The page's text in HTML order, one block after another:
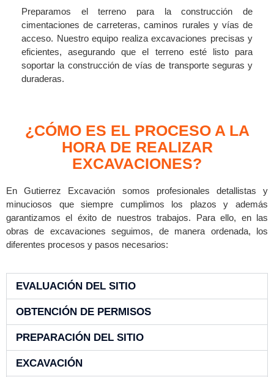
Preparamos el terreno para la construcción de
cimentaciones de carreteras, caminos rurales y vías de
acceso. Nuestro equipo realiza excavaciones precisas y
eficientes, asegurando que el terreno esté listo para
soportar la construcción de vías de transporte seguras y
duraderas.
¿CÓMO ES EL PROCESO A LA
HORA DE REALIZAR
EXCAVACIONES?
En Gutierrez Excavación somos profesionales detallistas y
minuciosos que siempre cumplimos los plazos y además
garantizamos el éxito de nuestros trabajos. Para ello, en las
obras de excavaciones seguimos, de manera ordenada, los
diferentes procesos y pasos necesarios:
EVALUACIÓN DEL SITIO
OBTENCIÓN DE PERMISOS
PREPARACIÓN DEL SITIO
EXCAVACIÓN